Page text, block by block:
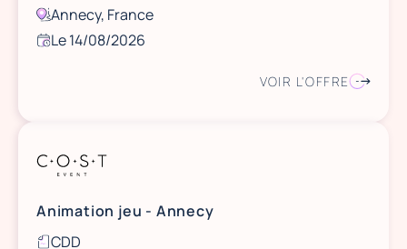
Annecy, France
Le 14/08/2026
VOIR L'OFFRE
Animation jeu - Annecy
CDD